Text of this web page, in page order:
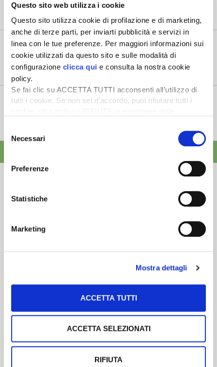
Questo sito web utilizza i cookie
Questo sito utilizza cookie di profilazione e di marketing,
anche di terze parti, per inviarti pubblicità e servizi in
linea con le tue preferenze. Per maggiori informazioni sui
cookie utilizzati da questo sito e sulle modalità di
configurazione clicca qui e consulta la nostra cookie
policy.
Se fai clic su ACCETTA TUTTI acconsenti all’utilizzo di
tutti i cookie. Se non sei d’accordo, puoi rifiutare tutti i
desideri accettare e cliccando ACCETTA SELEZIONATI.
delNecessari
Preferenze
Statistiche
Marketing
Mostra dettagli
ACCETTA TUTTI
ACCETTA SELEZIONATI
RIFIUTA
“Oggi 6 agosto, la Camera ha approvato il Coltivaitalia,
il provvedimen...
Mercato in crescita per l’agricoltura 4.0
5 Agosto 2026
Nel 2025, in Italia, l’agricoltura 4.0 è tornata al valore
record di 2,5 mili...
Saldi Pac: ogni anno entro fine gennaio
Scopri un servizio d'informazione di alta qualità. Tagliato sulle tue